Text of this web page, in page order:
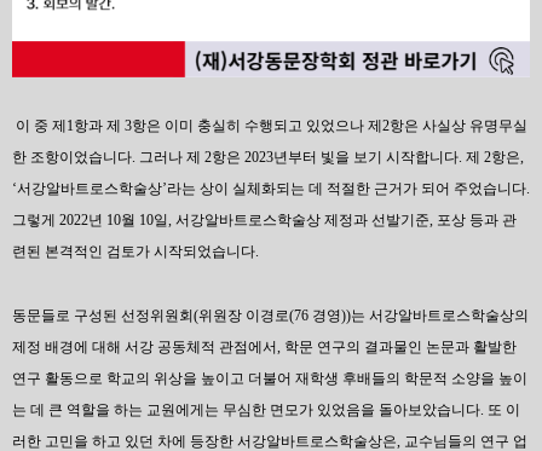
이 중 제1항과 제 3항은 이미 충실히 수행되고 있었으나 제2항은 사실상 유명무실
한 조항이었습니다. 그러나 제 2항은 2023년부터 빛을 보기 시작합니다. 제 2항은,
‘서강알바트로스학술상’라는 상이 실체화되는 데 적절한 근거가 되어 주었습니다.
그렇게 2022년 10월 10일, 서강알바트로스학술상 제정과 선발기준, 포상 등과 관
련된 본격적인 검토가 시작되었습니다.
동문들로 구성된 선정위원회(위원장 이경로(76 경영))는 서강알바트로스학술상의
제정 배경에 대해 서강 공동체적 관점에서, 학문 연구의 결과물인 논문과 활발한
연구 활동으로 학교의 위상을 높이고 더불어 재학생 후배들의 학문적 소양을 높이
는 데 큰 역할을 하는 교원에게는 무심한 면모가 있었음을 돌아보았습니다. 또 이
러한 고민을 하고 있던 차에 등장한 서강알바트로스학술상은, 교수님들의 연구 업